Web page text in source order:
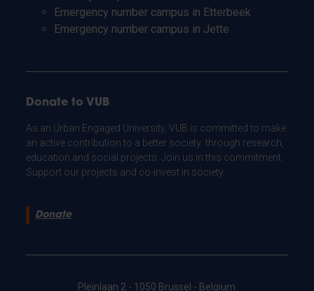
Emergency number campus in Etterbeek
Emergency number campus in Jette
Donate to VUB
As an Urban Engaged University, VUB is committed to make
an active contribution to a better society: through research,
education and social projects. Join us in this commitment.
Support our projects and co-invest in society.
Donate
Pleinlaan 2 - 1050 Brussel - Belgium